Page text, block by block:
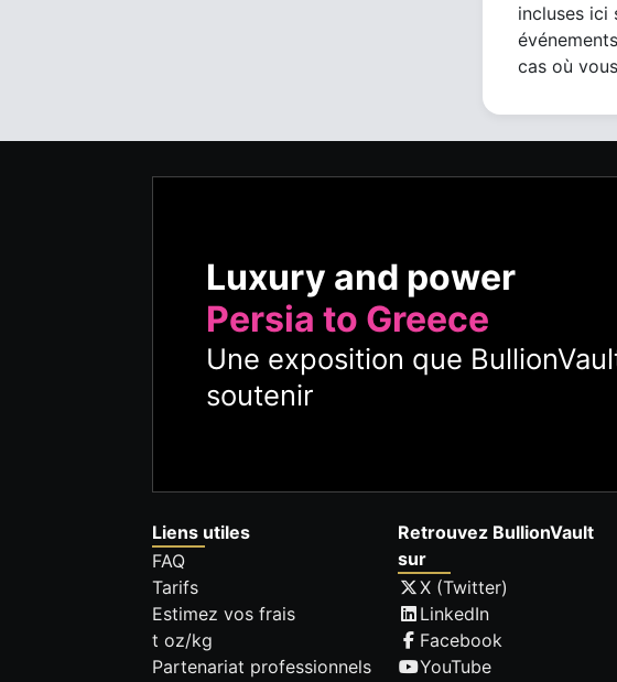
incluses ici
cas où
Luxury and power
Persia to Greece
Une exposition que
soutenir
Liens utiles
FAQ
Tarifs
Estimez vos frais
t oz/kg
Partenariat professionnels
Retrouvez BullionVault
sur
X (Twitter)
LinkedIn
Facebook
YouTube